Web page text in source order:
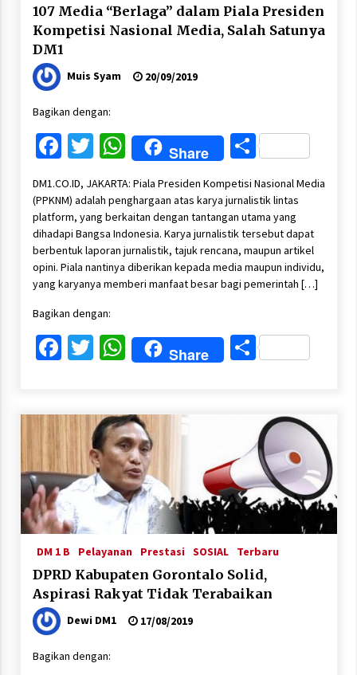
107 Media “Berlaga” dalam Piala Presiden
Kompetisi Nasional Media, Salah Satunya
DM1
Muis Syam 20/09/2019
Bagikan dengan:
Facebook
Twitter
WhatsApp
Share Share
DM1.CO.ID, JAKARTA: Piala Presiden Kompetisi Nasional Media
(PPKNM) adalah penghargaan atas karya jurnalistik lintas
platform, yang berkaitan dengan tantangan utama yang
dihadapi Bangsa Indonesia. Karya jurnalistik tersebut dapat
berbentuk laporan jurnalistik, tajuk rencana, maupun artikel
opini. Piala nantinya diberikan kepada media maupun individu,
yang karyanya memberi manfaat besar bagi pemerintah […]
Bagikan dengan:
Facebook
Twitter
WhatsApp
Share Share
DM 1 B Pelayanan Prestasi SOSIAL Terbaru
DPRD Kabupaten Gorontalo Solid,
Aspirasi Rakyat Tidak Terabaikan
Dewi DM1 17/08/2019
Bagikan dengan: